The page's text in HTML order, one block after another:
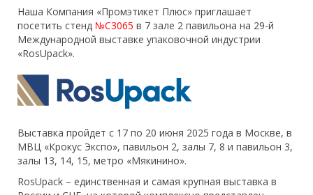
Наша Компания «Промэтикет Плюс» приглашает
посетить стенд №С3065 в 7 зале 2 павильона на 29-й
Международной выставке упаковочной индустрии
«RosUpack».
Выставка пройдет с 17 по 20 июня 2025 года в Москве, в
МВЦ «Крокус Экспо», павильон 2, залы 7, 8 и павильон 3,
залы 13, 14, 15, метро «Мякинино».
RosUpack – единственная и самая крупная выставка в